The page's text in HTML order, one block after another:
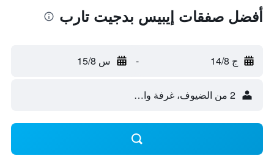
أفضل صفقات إيبيس بدجيت تارب
ج 14/8 - س 15/8
2 من الضيوف، غرفة واحدة